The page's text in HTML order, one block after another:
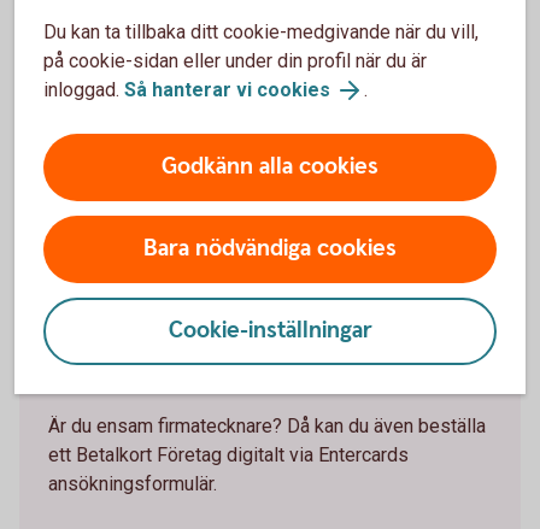
Ansök digitalt om höjd kreditgräns som ensam
firmatecknare
Beställ kort till en kollega
Behöver en kollega på företaget ett företagskort?
Du kan enkelt beställa det om du är firmatecknare
genom att skicka in en beställningsblankett via post
eller genom att mejla den till
Är du ensam firmatecknare? Då kan du även beställa
ett Betalkort Företag digitalt via Entercards
ansökningsformulär.
Du kan ta tillbaka ditt cookie-medgivande när du vill,
på cookie-sidan eller under din profil när du är
inloggad. Så hanterar vi cookies .
Godkänn alla cookies
Bara nödvändiga cookies
Cookie-inställningar